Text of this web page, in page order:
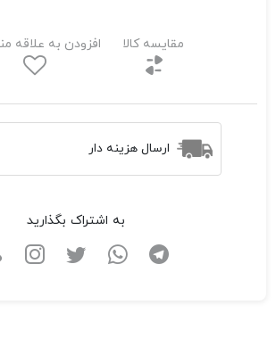
مقایسه کالا افزودن به علاقه
ارسال هزینه دار
به اشتراک بگذارید